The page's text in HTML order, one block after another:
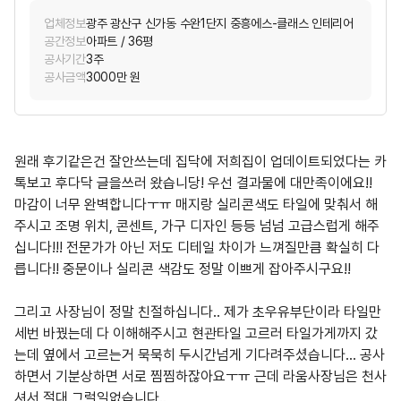
업체정보광주 광산구 신가동 수완1단지 중흥에스-클래스 인테리어
공간정보아파트 / 36평
공사기간3주
공사금액3000만 원
원래 후기같은건 잘안쓰는데 집닥에 저희집이 업데이트되었다는 카
톡보고 후다닥 글을쓰러 왔습니당! 우선 결과물에 대만족이에요!!
마감이 너무 완벽합니다ㅜㅠ 매지랑 실리콘색도 타일에 맞춰서 해
주시고 조명 위치, 콘센트, 가구 디자인 등등 넘넘 고급스럽게 해주
십니다!!! 전문가가 아닌 저도 디테일 차이가 느껴질만큼 확실히 다
릅니다!! 중문이나 실리콘 색감도 정말 이쁘게 잡아주시구요!!
그리고 사장님이 정말 친절하십니다.. 제가 초우유부단이라 타일만
세번 바꿨는데 다 이해해주시고 현관타일 고르러 타일가게까지 갔
는데 옆에서 고르는거 묵묵히 두시간넘게 기다려주셨습니다... 공사
하면서 기분상하면 서로 찜찜하잖아요ㅜㅠ 근데 라움사장님은 천사